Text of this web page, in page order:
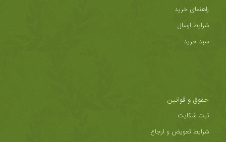
راهنمای خرید
شرایط ارسال
سبد خرید
حقوق و قوانین
ثبت شکایت
شرایط تعویض و ارجاع